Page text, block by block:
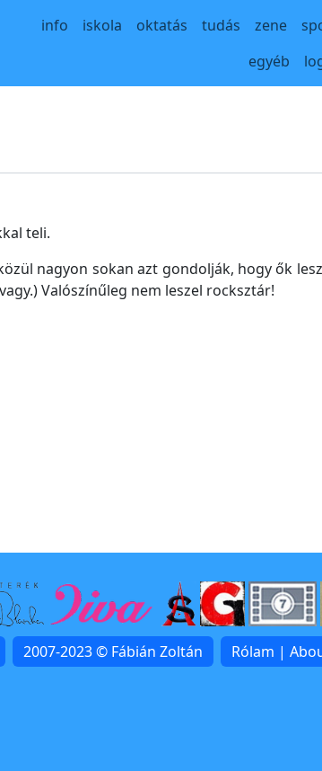
Main navigation
info iskola oktatás tudás zene
egyéb
teli.
nagyon sokan azt gondolják, hogy ők
Valószínűleg nem leszel rocksztár!
2007-2023 © Fábián Zoltán Rólam |